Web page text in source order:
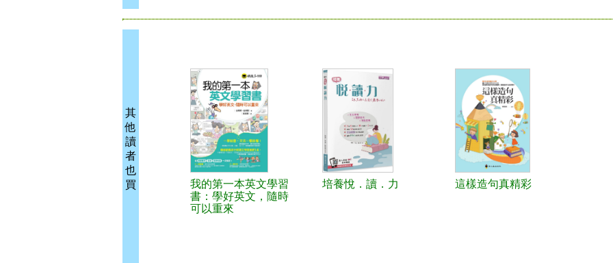
其
他
讀
者
也
買
我的第一本英文學習
書：學好英文，隨時
可以重來
培養悅．讀．力 這樣造句真精彩